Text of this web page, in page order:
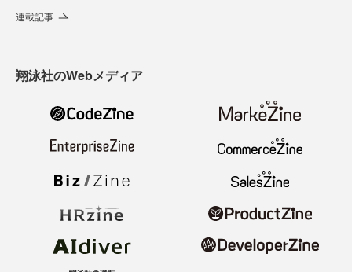
連載記事
翔泳社のWebメディア